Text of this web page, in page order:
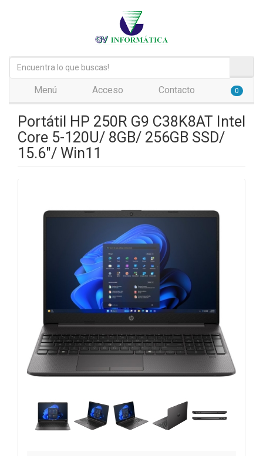
Menú Acceso Contacto 0
Portátil HP 250R G9 C38K8AT Intel
Core 5-120U/ 8GB/ 256GB SSD/
15.6"/ Win11